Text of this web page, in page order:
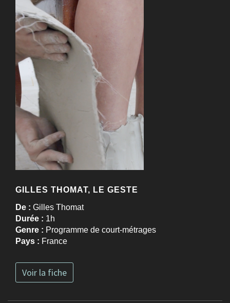
GILLES THOMAT, LE GESTE
De : Gilles Thomat
Durée : 1h
Genre : Programme de court-métrages
Pays : France
Voir la fiche